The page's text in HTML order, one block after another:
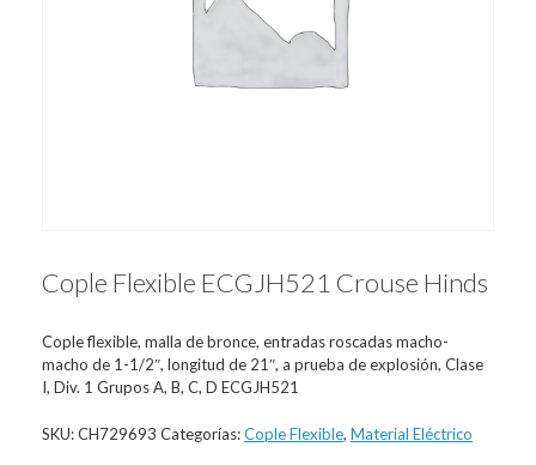
Cople Flexible ECGJH521 Crouse Hinds
Cople flexible, malla de bronce, entradas roscadas macho-
macho de 1-1/2″, longitud de 21″, a prueba de explosión, Clase
I, Div. 1 Grupos A, B, C, D ECGJH521
SKU:CH729693 Categorías:Cople Flexible, Material Eléctrico